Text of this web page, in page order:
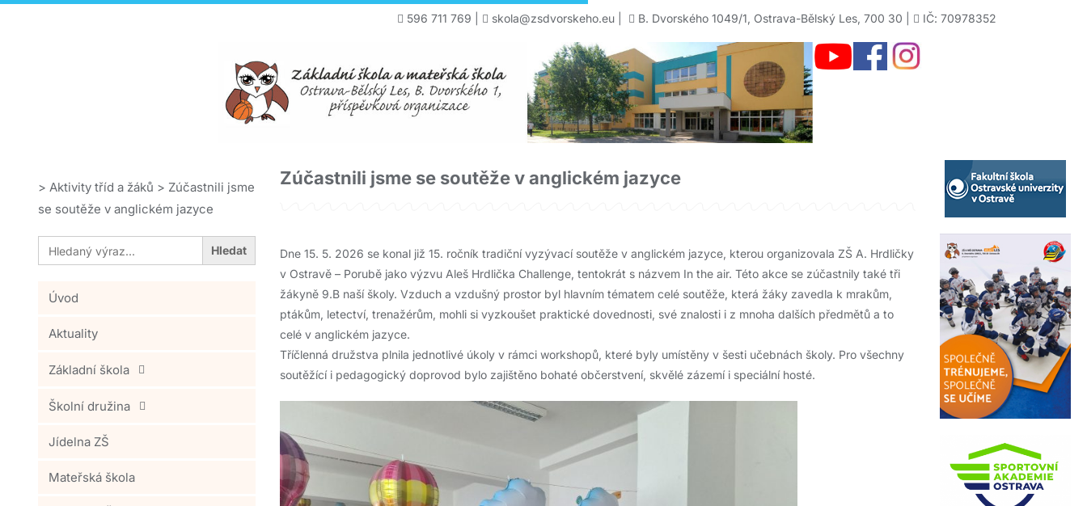
596 711 769 skola@zsdvorskeho.eu B. Dvorského 1049/1, Ostrava-Bělský Les, 700 30 | IČ: 70978352
> Aktivity tříd a žáků > Zúčastnili jsme
se soutěže v anglickém jazyce
Search
for:
Úvod
Aktuality
Základní škola
Školní družina
Jídelna ZŠ
Mateřská škola
Zúčastnili jsme se soutěže v anglickém jazyce
Dne 15. 5. 2026 se konal již 15. ročník tradiční vyzývací soutěže v anglickém jazyce, kterou organizovala ZŠ A. Hrdličky
v Ostravě – Porubě jako výzvu Aleš Hrdlička Challenge, tentokrát s názvem In the air. Této akce se zúčastnily také tři
žákyně 9.B naší školy. Vzduch a vzdušný prostor byl hlavním tématem celé soutěže, která žáky zavedla k mrakům,
ptákům, letectví, trenažérům, mohli si vyzkoušet praktické dovednosti, své znalosti i z mnoha dalších předmětů a to
celé v anglickém jazyce.
Tříčlenná družstva plnila jednotlivé úkoly v rámci workshopů, které byly umístěny v šesti učebnách školy. Pro všechny
soutěžící i pedagogický doprovod bylo zajištěno bohaté občerstvení, skvělé zázemí i speciální hosté.